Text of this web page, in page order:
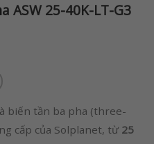
ASW 25-40K-LT-G3
biến tần ba pha (three-
cấp của Solplanet, từ 25